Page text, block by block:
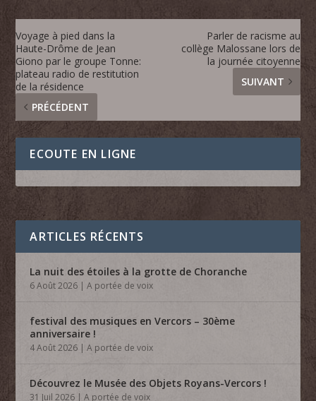
Voyage à pied dans la
Haute-Drôme de Jean
Giono​ par le groupe Tonne:
plateau radio de restitution
de la résidence
PRÉCÉDENT
Parler de racisme au
collège Malossane lors de
la journée citoyenne
SUIVANT
ECOUTE EN LIGNE
ARTICLES RÉCENTS
La nuit des étoiles à la grotte de Choranche
6 Août 2026 |A portée de voix
festival des musiques en Vercors – 30ème
anniversaire !
4 Août 2026 |A portée de voix
Découvrez le Musée des Objets Royans-Vercors !
31 Juil 2026 |A portée de voix